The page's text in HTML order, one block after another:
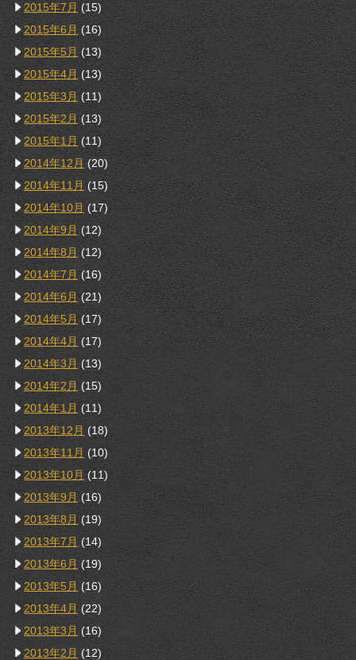
2015年7月 (15)
2015年6月 (16)
2015年5月 (13)
2015年4月 (13)
2015年3月 (11)
2015年2月 (13)
2015年1月 (11)
2014年12月 (20)
2014年11月 (15)
2014年10月 (17)
2014年9月 (12)
2014年8月 (12)
2014年7月 (16)
2014年6月 (21)
2014年5月 (17)
2014年4月 (17)
2014年3月 (13)
2014年2月 (15)
2014年1月 (11)
2013年12月 (18)
2013年11月 (10)
2013年10月 (11)
2013年9月 (16)
2013年8月 (19)
2013年7月 (14)
2013年6月 (19)
2013年5月 (16)
2013年4月 (22)
2013年3月 (16)
2013年2月 (12)